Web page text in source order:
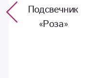
Подсвечник
«Роза»